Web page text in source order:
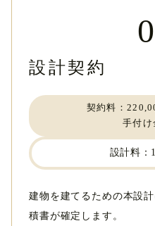
設計契約
契約料：
手付け
設計料：
建物を建てるための本設
積書が確定します。